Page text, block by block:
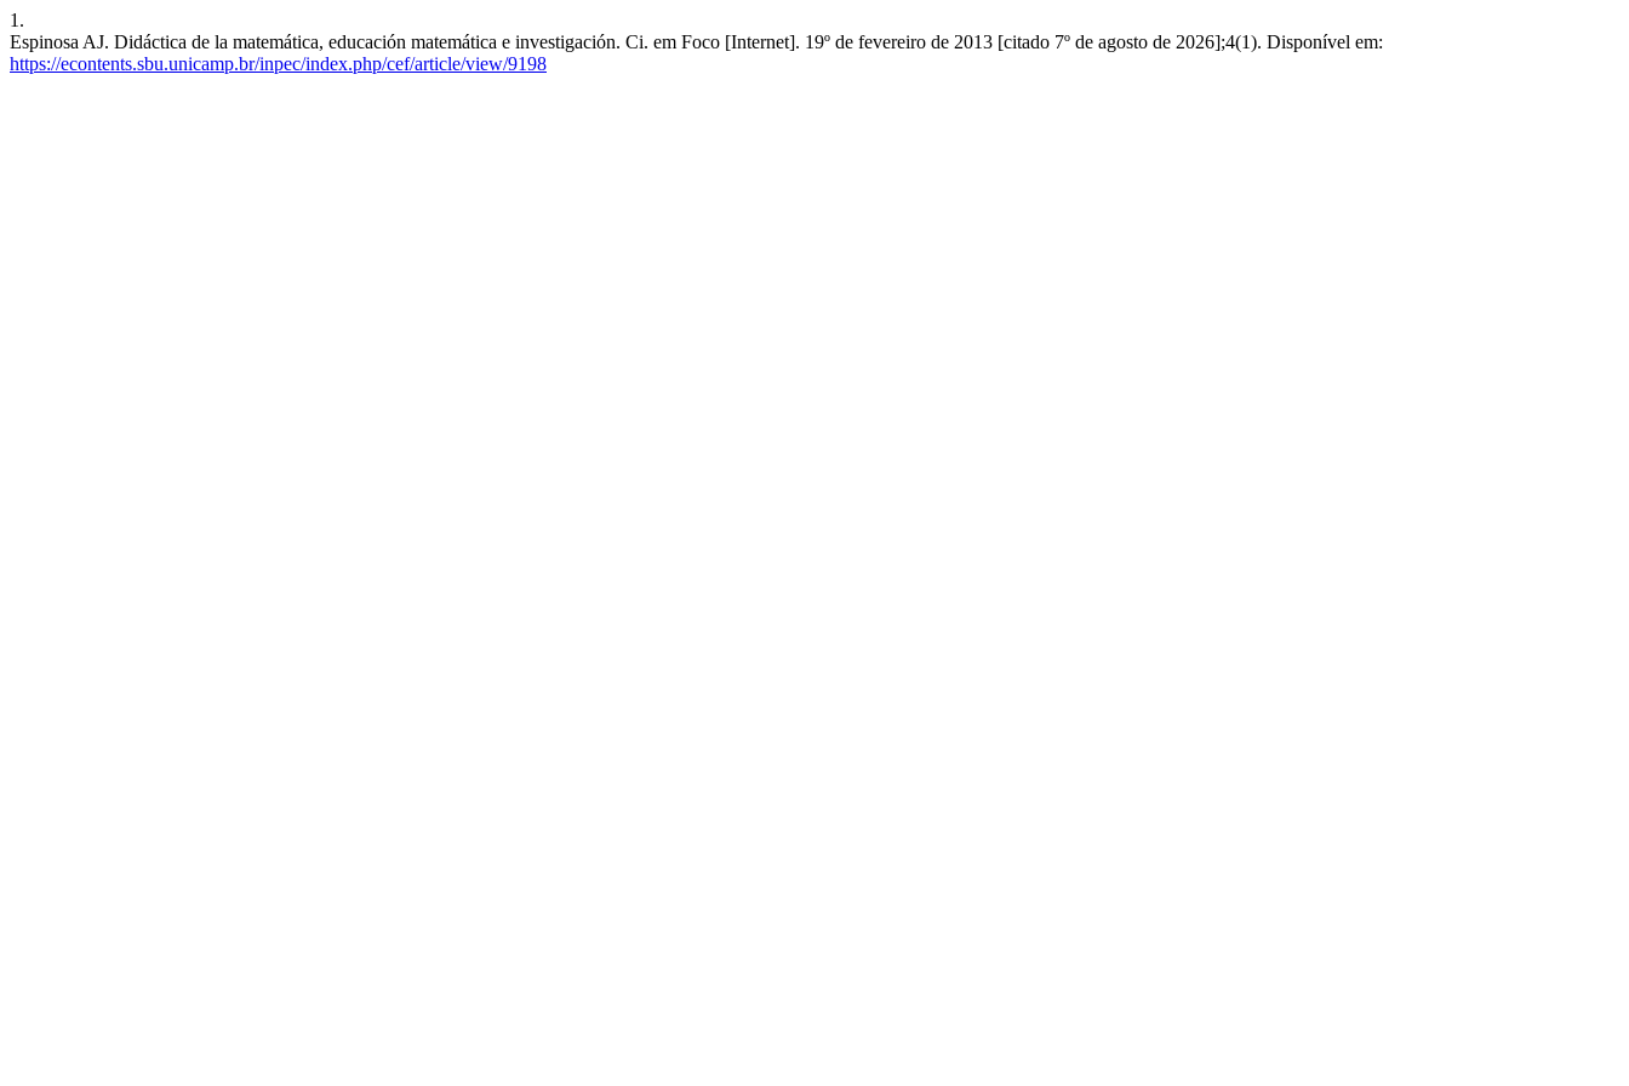
1.
Espinosa AJ. Didáctica de la matemática, educación matemática e investigación. Ci. em Foco [Internet]. 19º de fevereiro de 2013 [citado 7º de agosto de 2026];4(1). Disponível em:
https://econtents.sbu.unicamp.br/inpec/index.php/cef/article/view/9198